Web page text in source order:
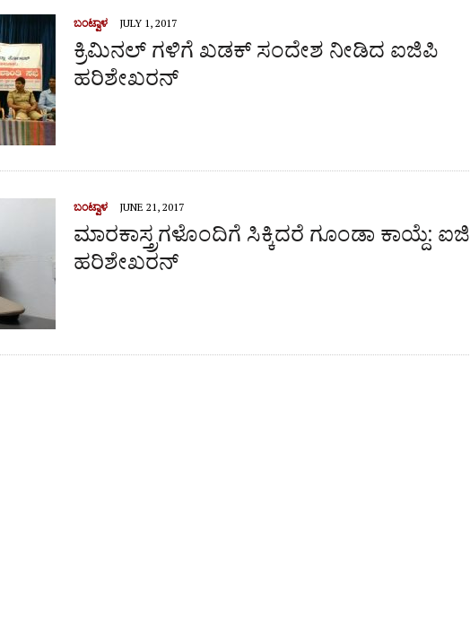
ಬಂಟ್ವಾಳ JULY 1, 2017
ಕ್ರಿಮಿನಲ್ ಗಳಿಗೆ ಖಡಕ್ ಸಂದೇಶ ನೀಡಿದ ಐಜಿಪಿ
ಹರಿಶೇಖರನ್
ಬಂಟ್ವಾಳ JUNE 21, 2017
ಮಾರಕಾಸ್ತ್ರಗಳೊಂದಿಗೆ ಸಿಕ್ಕಿದರೆ ಗೂಂಡಾ ಕಾಯ್ದೆ: ಐಜಿ
ಹರಿಶೇಖರನ್